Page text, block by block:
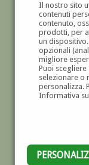
Il nostro sito
contenuti
contenuto,
prodotti, per
un
opzionali
migliore
Puoi
selezionare o
personalizza.
Informativa